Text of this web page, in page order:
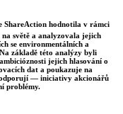
ShareAction hodnotila v rámci
světě a analyzovala jejich
se environmentálních a
základě této analýzy byli
jejich hlasování o
dat a poukazuje na
— iniciativy akcionářů
problémy.